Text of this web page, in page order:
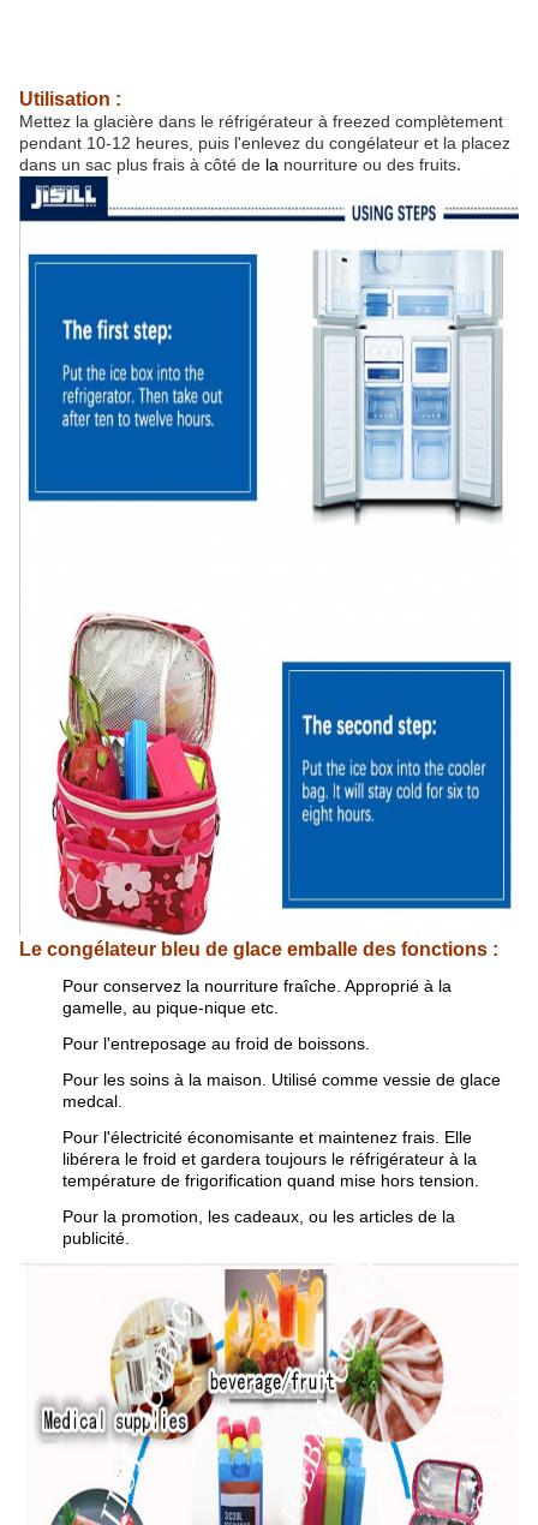
Utilisation :
Mettez la glacière dans le réfrigérateur à freezed complètement
pendant 10-12 heures, puis l'enlevez du congélateur et la placez
dans un sac plus frais à côté de la nourriture ou des fruits.
Le congélateur bleu de glace emballe des fonctions :
Pour conservez la nourriture fraîche. Approprié à la
gamelle, au pique-nique etc.
Pour l'entreposage au froid de boissons.
Pour les soins à la maison. Utilisé comme vessie de glace
medcal.
Pour l'électricité économisante et maintenez frais. Elle
libérera le froid et gardera toujours le réfrigérateur à la
température de frigorification quand mise hors tension.
Pour la promotion, les cadeaux, ou les articles de la
publicité.